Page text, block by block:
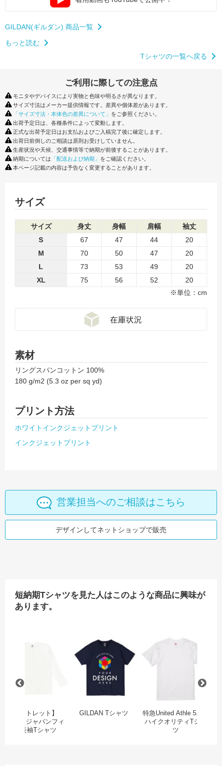
GILDAN(ギルダン) 商品一覧
もっと読む
Tシャツの一覧へ戻る
ご利用に際しての注意点
モニタやデバイスにより実物と色味や明るさが異なります。
サイズ寸法はメーカー提供情報です。差異や個体差があります。
「サイズ寸法・本体色の差異について」 をご参照ください。
出荷予定日は、各種条件によって変動します。
正式な出荷予定日はお支払およびご入稿完了後に確定します。
出荷日前倒しのご相談は原則お受けしていません。
生産状況や天候、交通事情等で納期が前後することがあります。
納期については 「配送および納期」 をご確認ください。
本ページ記載の内容は予告なく変更することがあります。
サイズ
サイズ 身丈 身幅 肩幅
袖丈
S
67 47 44
20
M
70 50 47
20
L
73 53 49
20
XL
75 56 52
20
※単位：cm
素材
リングスパンコットン 100%
180 g/m2 (5.3 oz per sq yd)
プリント方法
ホワイトインクジェットプリント
インクジェットプリント
営業担当へのご相談はこちら
デザインしてネットショップで販売
短納期Tシャツを見た人はこのような商品に興味が
あります。
ドマックスウェイト ポケットTシャツ
スーパーライトTシャツ
【アウトレット】
GILDAN ジャパンフィ
ット長袖Tシャツ
【アウトレット】GILDAN ジャパンフィット長
GILDAN Tシャツ
GILDAN Tシャツ
特急United Athle 5.6oz
ハイクオリティTシャ
ツ